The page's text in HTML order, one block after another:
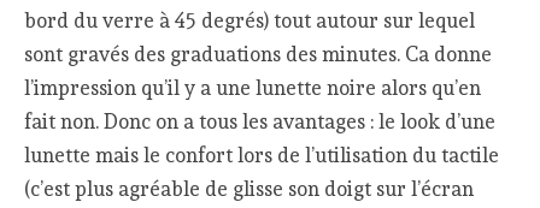
bord du verre à 45 degrés) tout autour sur lequel
sont gravés des graduations des minutes. Ca donne
l’impression qu’il y a une lunette noire alors qu’en
fait non. Donc on a tous les avantages : le look d’une
lunette mais le confort lors de l’utilisation du tactile
(c’est plus agréable de glisse son doigt sur l’écran